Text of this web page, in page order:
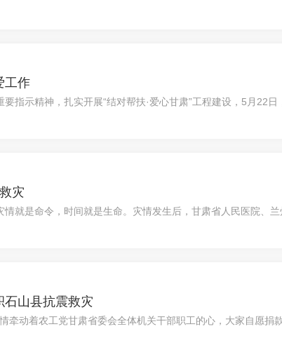
工作
指示精神，扎实开展“结对帮扶·爱心甘肃”工程建设，5月22日
灾
就是命令，时间就是生命。灾情发生后，甘肃省人民医院、兰
石山县抗震救灾
动着农工党甘肃省委会全体机关干部职工的心，大家自愿捐